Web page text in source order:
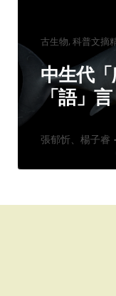
分
類：
古生物 科普文摘
中生代
「語」言
作
張郁忻、楊子睿